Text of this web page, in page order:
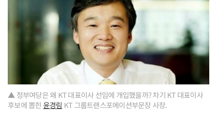
▲ 정부여당은 왜 KT 대표이사 선임에 개입했을까? 차기 KT 대표이사
후보에 뽑힌 윤경림 KT 그룹트랜스포메이션부문장 사장.